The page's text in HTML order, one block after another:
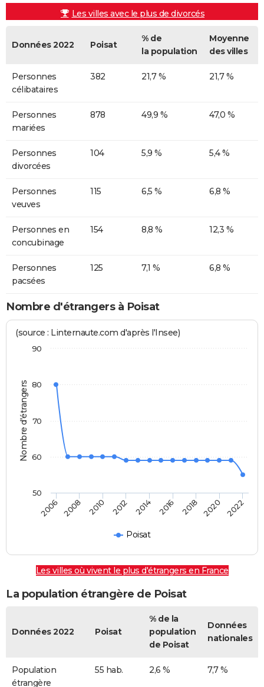
Les villes avec le plus de divorcés
Données 2022 Poisat
% de
la population
Moyenne
des villes
Personnes
célibataires
382 21,7 % 21,7 %
Personnes
mariées
878 49,9 % 47,0 %
Personnes
divorcées
104 5,9 % 5,4 %
Personnes
veuves
115 6,5 % 6,8 %
Personnes en
concubinage
154 8,8 % 12,3 %
Personnes
pacsées
125 7,1 % 6,8 %
Nombre d'étrangers à Poisat
Nombre d'étrangers
(source : Linternaute.com d'après l'Insee)
Poisat
2006 2008 2010 2012 2014 2016 2018 2020 2022
50
60
70
80
90
Les villes où vivent le plus d'étrangers en France
La population étrangère de Poisat
Données 2022 Poisat
% de la
population
de Poisat
Données
nationales
Population
étrangère
55 hab. 2,6 % 7,7 %